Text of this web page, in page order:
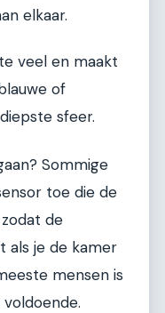
elkaar.
veel en maakt
of
sfeer.
Sommige
toe die de
de
als je de kamer
mensen is